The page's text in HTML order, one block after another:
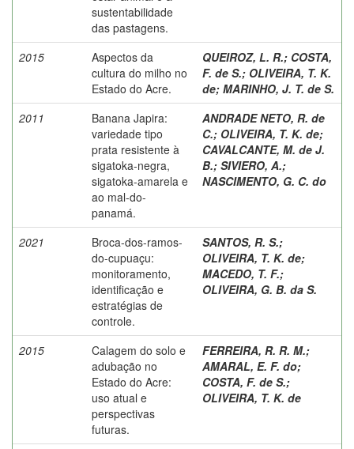
sustentabilidade
das pastagens.
2015
Aspectos da
cultura do milho no
Estado do Acre.
QUEIROZ, L. R.; COSTA,
F. de S.; OLIVEIRA, T. K.
de; MARINHO, J. T. de S.
2011
Banana Japira:
variedade tipo
prata resistente à
sigatoka-negra,
sigatoka-amarela e
ao mal-do-
panamá.
ANDRADE NETO, R. de
C.; OLIVEIRA, T. K. de;
CAVALCANTE, M. de J.
B.; SIVIERO, A.;
NASCIMENTO, G. C. do
2021
Broca-dos-ramos-
do-cupuaçu:
monitoramento,
identificação e
estratégias de
controle.
SANTOS, R. S.;
OLIVEIRA, T. K. de;
MACEDO, T. F.;
OLIVEIRA, G. B. da S.
2015
Calagem do solo e
adubação no
Estado do Acre:
uso atual e
perspectivas
futuras.
FERREIRA, R. R. M.;
AMARAL, E. F. do;
COSTA, F. de S.;
OLIVEIRA, T. K. de